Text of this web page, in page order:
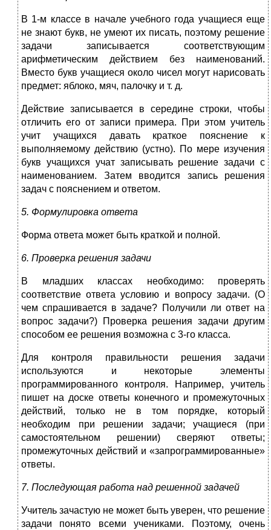
В 1-м классе в начале учебного года учащиеся еще
не знают букв, не умеют их писать, поэтому решение
задачи записывается соответствующим
арифметическим действием без наименований.
Вместо букв учащиеся около чисел могут нарисовать
предмет: яблоко, мяч, палочку и т. д.
Действие записывается в середине строки, чтобы
отличить его от записи примера. При этом учитель
учит учащихся давать крат­кое пояснение к
выполняемому действию (устно). По мере изуче­ния
букв учащихся учат записывать решение задачи с
наименова­нием. Затем вводится запись решения
задач с пояснением и ответом.
5. Формулировка ответа
Форма ответа может быть краткой и полной.
6. Проверка решения задачи
В младших классах необходимо: проверять
соответствие ответа условию и вопросу задачи. (О
чем спрашивается в задаче? Получили ли ответ на
вопрос задачи?) Проверка решения задачи другим
способом ее решения воз­можна с 3-го класса.
Для контроля правильности решения задачи
используются и некоторые элементы
программированного контроля. Например, учитель
пишет на доске ответы конечного и промежуточных
дей­ствий, только не в том порядке, который
необходим при решении задачи; учащиеся (при
самостоятельном решении) сверяют ответы;
промежуточных действий и «запрограммированные»
ответы.
7. Последующая работа над решенной задачей
Учитель зачастую не может быть уверен, что решение
задачи понято всеми учениками. Поэтому, очень